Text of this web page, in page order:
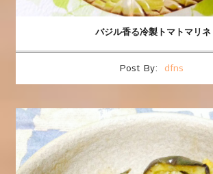
バジル香る冷製トマトマリネ
Post By: dfns